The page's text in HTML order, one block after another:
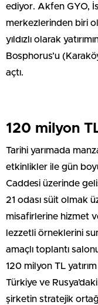
ediyor. Akfen GYO,
merkezlerinden biri
yıldızlı olarak
Bosphorus’u
açtı.
120 milyon TL
Tarihi yarımada
etkinlikler ile gün
Caddesi üzerinde
21 odası süit olmak
misafirlerine hizmet
lezzetli örneklerini
amaçlı toplantı
120 milyon TL
Türkiye ve
şirketin stratejik